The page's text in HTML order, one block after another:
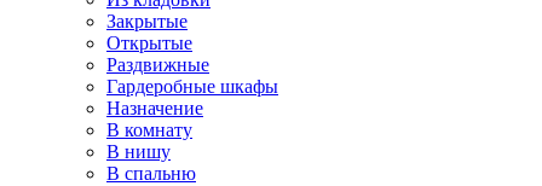
Закрытые
Открытые
Раздвижные
Гардеробные шкафы
Назначение
В комнату
В нишу
В спальню